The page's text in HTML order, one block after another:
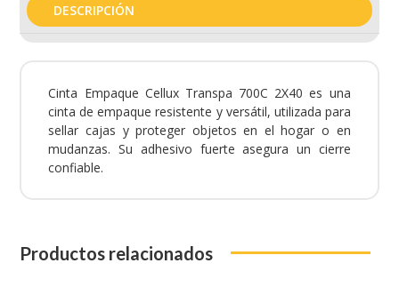
DESCRIPCIÓN
Cinta Empaque Cellux Transpa 700C 2X40 es una
cinta de empaque resistente y versátil, utilizada para
sellar cajas y proteger objetos en el hogar o en
mudanzas. Su adhesivo fuerte asegura un cierre
confiable.
Productos relacionados